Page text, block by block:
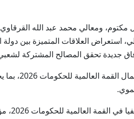
ومعالي محمد عبد الله
العلاقات المتميزة بين دولة
جديدة تحقق المصالح المشتركة
كما جرى خلال
وأثنى